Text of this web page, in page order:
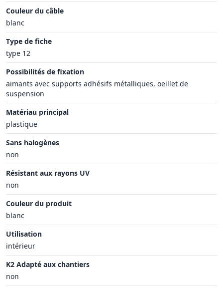
Couleur du câble
blanc
Type de fiche
type 12
Possibilités de fixation
aimants avec supports adhésifs métalliques, oeillet de
suspension
Matériau principal
plastique
Sans halogènes
non
Résistant aux rayons UV
non
Couleur du produit
blanc
Utilisation
intérieur
K2 Adapté aux chantiers
non